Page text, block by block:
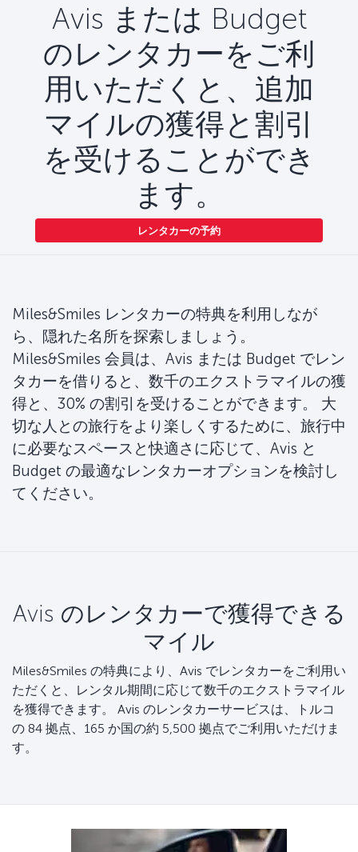
Avis または Budget
のレンタカーをご利
用いただくと、追加
マイルの獲得と割引
を受けることができ
ます。
レンタカーの予約
Miles&Smiles レンタカーの特典を利用しなが
ら、隠れた名所を探索しましょう。
Miles&Smiles 会員は、Avis または Budget でレン
タカーを借りると、数千のエクストラマイルの獲
得と、30% の割引を受けることができます。 大
切な人との旅行をより楽しくするために、旅行中
に必要なスペースと快適さに応じて、Avis と
Budget の最適なレンタカーオプションを検討し
てください。
Avis のレンタカーで獲得できる
マイル
Miles&Smiles の特典により、Avis でレンタカーをご利用い
ただくと、レンタル期間に応じて数千のエクストラマイル
を獲得できます。 Avis のレンタカーサービスは、トルコ
の 84 拠点、165 か国の約 5,500 拠点でご利用いただけま
す。